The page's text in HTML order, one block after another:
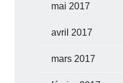
mai 2017
avril 2017
mars 2017